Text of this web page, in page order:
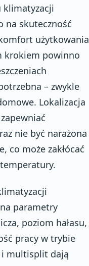
klimatyzacji
na skuteczność
użytkowania
krokiem powinno
– zwykle
Lokalizacja
nie być narażona
co może zakłócać
parametry
poziom hałasu,
pracy w trybie
i multisplit dają